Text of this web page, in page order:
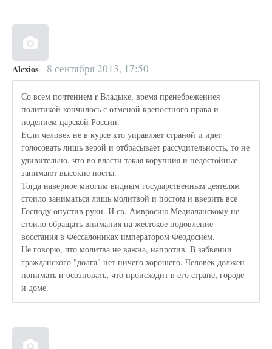
Alexios 8 сентября 2013, 17:50
Со всем почтением r Владыке, время пренебрежениея
политикой кончилось с отменой крепостного права и
подением царской России.
Если человек не в курсе кто управляет страной и идет
голосовать лишь верой и отбрасывает рассудительность, то не
удивительно, что во власти такая корупция и недостойные
занимают высокие посты.
Тогда наверное многим видным государственным деятелям
стоило заниматься лишь молитвой и постом и вверить все
Господу опустив руки. И св. Амвросию Медиаланскому не
стоило обращать внимания на жестокое подовление
восстания в Фессалониках императором Феодосием.
Не говорю, что молитва не важна, напротив. В забвении
гражданского "долга" нет ничего хорошего. Человек должен
понимать и осозновать, что происходит в его стране, городе
и доме.